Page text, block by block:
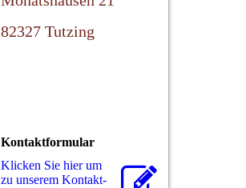
82327 Tutzing
Kontaktformular
Klicken Sie hier um
zu unserem Kon­takt­